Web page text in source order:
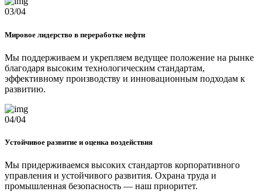
03/04
Мировое лидерство в переработке нефти
Мы поддерживаем и укрепляем ведущее положение на рынке
благодаря высоким технологическим стандартам,
эффективному производству и инновационным подходам к
развитию.
04/04
Устойчивое развитие и оценка воздействия
Мы придерживаемся высоких стандартов корпоративного
управления и устойчивого развития. Охрана труда и
промышленная безопасность — наш приоритет.